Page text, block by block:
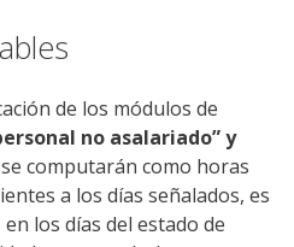
de los módulos de
no asalariado” y
computarán como horas
a los días señalados, es
los días del estado de